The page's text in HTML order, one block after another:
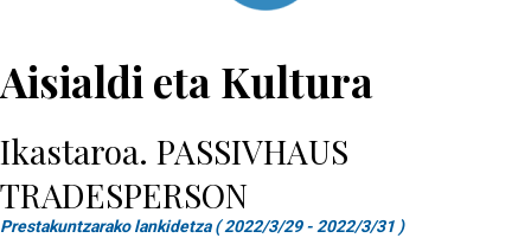
Aisialdi eta Kultura
Ikastaroa. PASSIVHAUS
TRADESPERSON
Prestakuntzarako lankidetza ( 2022/3/29 - 2022/3/31 )